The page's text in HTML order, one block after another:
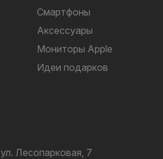
Смартфоны
Аксессуары
Мониторы Apple
Идеи подарков
ул. Лесопарковая, 7